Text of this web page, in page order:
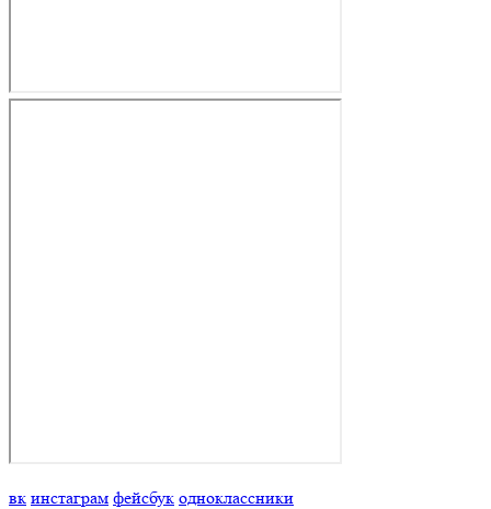
вк инстаграм фейсбук одноклассники